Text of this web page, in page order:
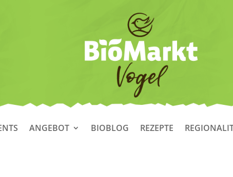
ANGEBOT BIOBLOG REZEPTE